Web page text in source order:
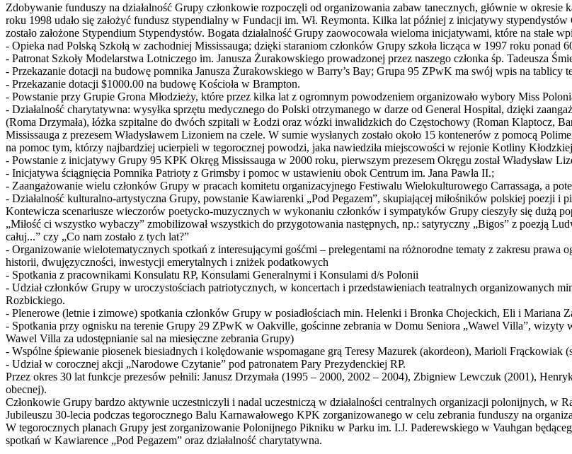
Zdobywanie funduszy na działalność Grupy członkowie rozpoczęli od organizowania zabaw tanecznych, głównie w
roku 1998 udało się założyć fundusz stypendialny w Fundacji im. Wł. Reymonta. Kilka lat później z inicjatywy
zostało założone Stypendium Stypendystów. Bogata działalność Grupy zaowocowała wieloma inicjatywami, które na stałe
- Opieka nad Polską Szkołą w zachodniej Mississauga; dzięki staraniom członków Grupy szkoła licząca w 1997 roku ponad
- Patronat Szkoły Modelarstwa Lotniczego im. Janusza Żurakowskiego prowadzonej przez naszego członka śp. Tadeusza
- Przekazanie dotacji na budowę pomnika Janusza Żurakowskiego w Barry’s Bay; Grupa 95 ZPwK ma swój wpis na tablicy
- Przekazanie dotacji $1000.00 na budowę Kościoła w Brampton.
- Powstanie przy Grupie Grona Młodzieży, które przez kilka lat z ogromnym powodzeniem organizowało wybory Miss
- Działalność charytatywna: wysyłka sprzętu medycznego do Polski otrzymanego w darze od General Hospital, dzięki
(Roma Drzymała), łóżka szpitalne do dwóch szpitali w Łodzi oraz wózki inwalidzkich do Częstochowy (Roman Klaptocz,
Mississauga z prezesem Władysławem Lizoniem na czele. W sumie wysłanych zostało około 15 kontenerów z pomocą
na pomoc tym, którzy najbardziej ucierpieli w tegorocznej powodzi, jaka nawiedziła miejscowości w rejonie Kotliny
- Powstanie z inicjatywy Grupy 95 KPK Okręg Mississauga w 2000 roku, pierwszym prezesem Okręgu został Władysław
- Inicjatywa ściągnięcia Pomnika Patrioty z Grimsby i pomoc w ustawieniu obok Centrum im. Jana Pawła II.;
- Zaangażowanie wielu członków Grupy w pracach komitetu organizacyjnego Festiwalu Wielokulturowego Carrassaga, a
- Działalność kulturalno-artystyczna Grupy, powstanie Kawiarenki „Pod Pegazem”, skupiającej miłośników polskiej poezji i
Kontewicza scenariusze wieczorów poetycko-muzycznych w wykonaniu członków i sympatyków Grupy cieszyły się dużą
„Miłość ci wszystko wybaczy” zmobilizował wszystkich do przygotowania następnych, np.: satyryczny „Bigos” z poezją
całuj...” czy „Co nam zostało z tych lat?”
- Organizowanie wielotematycznych spotkań z interesującymi gośćmi – prelegentami na różnorodne tematy z zakresu
historii, dwujęzyczności, inwestycji emerytalnych i zniżek podatkowych
- Spotkania z pracownikami Konsulatu RP, Konsulami Generalnymi i Konsulami d/s Polonii
- Udział członków Grupy w uroczystościach patriotycznych, w koncertach i przedstawieniach teatralnych organizowanych
Rozbickiego.
- Plenerowe (letnie i zimowe) spotkania członków Grupy w posiadłościach min. Helenki i Bronka Chojeckich, Eli i
- Spotkania przy ognisku na terenie Grupy 29 ZPwK w Oakville, gościnne zebrania w Domu Seniora „Wawel Villa”, wizyty
Wawel Villa za udostępnianie sal na miesięczne zebrania Grupy)
- Wspólne śpiewanie piosenek biesiadnych i kolędowanie wspomagane grą Teresy Mazurek (akordeon), Marioli Frąckowiak
- Udział w corocznej akcji „Narodowe Czytanie” pod patronatem Pary Prezydenckiej RP.
Przez okres 30 lat funkcje prezesów pełnili: Janusz Drzymała (1995 – 2000, 2002 – 2004), Zbigniew Lewczuk (2001),
obecnej).
Członkowie Grupy bardzo aktywnie uczestniczyli i nadal uczestniczą w działalności centralnych organizacji polonijnych, w
Jubileuszu 30-lecia podczas tegorocznego Balu Karnawałowego KPK zorganizowanego w celu zebrania funduszy na
W tegorocznych planach Grupy jest zorganizowanie Polonijnego Pikniku w Parku im. I.J. Paderewskiego w Vauhgan
spotkań w Kawiarence „Pod Pegazem” oraz działalność charytatywna.